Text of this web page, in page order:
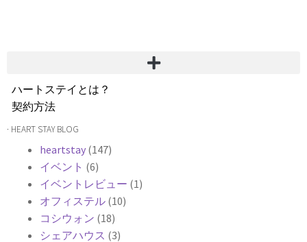
ハートステイとは？
契約方法
韓国不動産情報
よくある質問
Heartee
· HEART STAY BLOG
heartstay (147)
イベント (6)
イベントレビュー (1)
オフィステル (10)
コシウォン (18)
シェアハウス (3)